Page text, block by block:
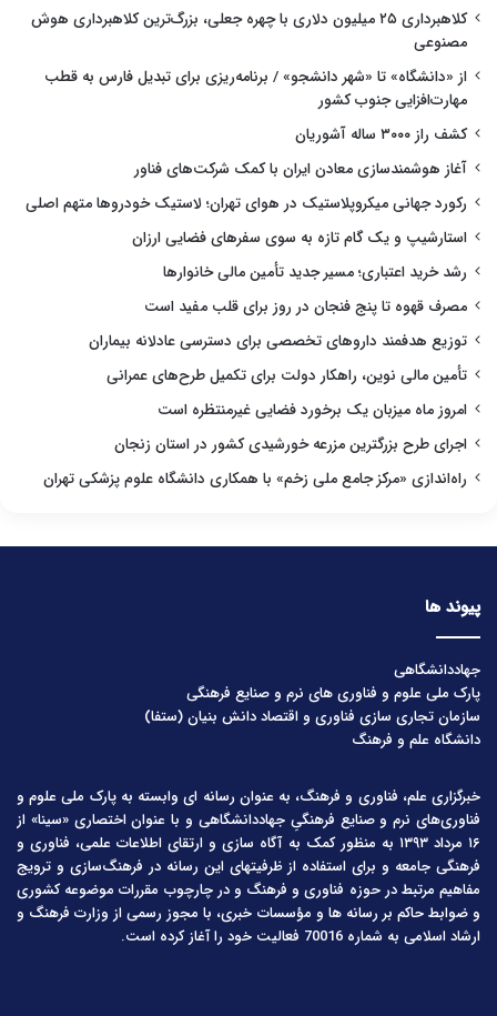
کلاهبرداری ۲۵ میلیون دلاری با چهره جعلی، بزرگ‌ترین کلاهبرداری هوش
مصنوعی
از «دانشگاه» تا «شهر دانشجو» / برنامه‌ریزی برای تبدیل فارس به قطب
مهارت‌افزایی جنوب کشور
کشف راز ۳۰۰۰ ساله آشوریان
آغاز هوشمندسازی معادن ایران با کمک شرکت‌های فناور
رکورد جهانی میکروپلاستیک در هوای تهران؛ لاستیک خودروها متهم اصلی
استارشیپ و یک گام تازه به سوی سفرهای فضایی ارزان
رشد خرید اعتباری؛ مسیر جدید تأمین مالی خانوارها
مصرف قهوه تا پنج فنجان در روز برای قلب مفید است
توزیع هدفمند داروهای تخصصی برای دسترسی عادلانه بیماران
تأمین مالی نوین، راهکار دولت برای تکمیل طرح‌های عمرانی
امروز ماه میزبان یک برخورد فضایی غیرمنتظره است
اجرای طرح بزرگترین مزرعه خورشیدی کشور در استان زنجان
راه‌اندازی «مرکز جامع ملی زخم» با همکاری دانشگاه علوم پزشکی تهران
پیوند ها
جهاددانشگاهی
پارک ملی علوم و فناوری های نرم و صنایع فرهنگی
سازمان تجاری سازی فناوری و اقتصاد دانش بنیان (ستفا)
دانشگاه علم و فرهنگ
خبرگزاری علم، فناوری و فرهنگ، به عنوان رسانه ای وابسته به پارک ملی علوم و
فناوری‌های نرم و صنایع فرهنگیِ جهاددانشگاهی و با عنوان اختصاری «سینا» از
۱۶ مرداد ۱۳۹۳ به منظور کمک به آگاه سازی و ارتقای اطلاعات علمی، فناوری و
فرهنگی جامعه و برای استفاده از ظرفیتهای این رسانه در فرهنگ‌سازی و ترویج
مفاهیم مرتبط در حوزه فناوری و فرهنگ و در چارچوب مقررات موضوعه کشوری
و ضوابط حاکم بر رسانه ها و مؤسسات خبری، با مجوز رسمی از وزارت فرهنگ و
ارشاد اسلامی به شماره 70016 فعالیت خود را آغاز کرده است.